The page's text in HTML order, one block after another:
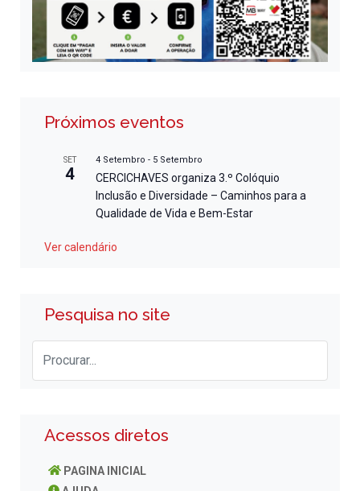
Próximos eventos
SET
4
4 Setembro - 5 Setembro
CERCICHAVES organiza 3.º Colóquio
Inclusão e Diversidade – Caminhos para a
Qualidade de Vida e Bem-Estar
Ver calendário
Pesquisa no site
Acessos diretos
PAGINA INICIAL